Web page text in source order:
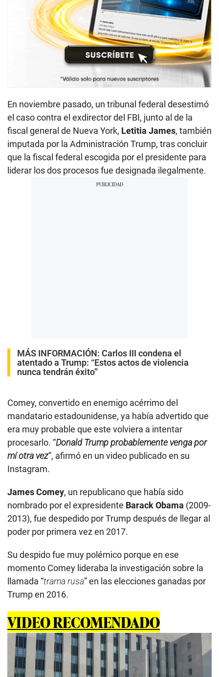
En noviembre pasado, un tribunal federal desestimó
el caso contra el exdirector del FBI, junto al de la
fiscal general de Nueva York, Letitia James, también
imputada por la Administración Trump, tras concluir
que la fiscal federal escogida por el presidente para
liderar los dos procesos fue designada ilegalmente.
MÁS INFORMACIÓN: Carlos III condena el
atentado a Trump: “Estos actos de violencia
nunca tendrán éxito”
Comey, convertido en enemigo acérrimo del
mandatario estadounidense, ya había advertido que
era muy probable que este volviera a intentar
procesarlo. “Donald Trump probablemente venga por
mí otra vez”, afirmó en un video publicado en su
Instagram.
James Comey, un republicano que había sido
nombrado por el expresidente Barack Obama (2009-
2013), fue despedido por Trump después de llegar al
poder por primera vez en 2017.
Su despido fue muy polémico porque en ese
momento Comey lideraba la investigación sobre la
llamada “trama rusa” en las elecciones ganadas por
Trump en 2016.
VIDEO RECOMENDADO